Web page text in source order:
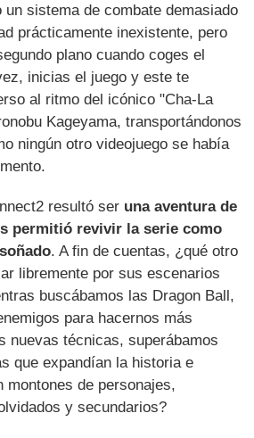
sistema de combate demasiado
prácticamente inexistente, pero
plano cuando coges el
inicias el juego y este te
al ritmo del icónico "Cha-La
Kageyama, transportándonos
ningún otro videojuego se había
resultó ser una aventura de
permitió revivir la serie como
. A fin de cuentas, ¿qué otro
libremente por sus escenarios
buscábamos las Dragon Ball,
para hacernos más
nuevas técnicas, superábamos
que expandían la historia e
montones de personajes,
y secundarios?